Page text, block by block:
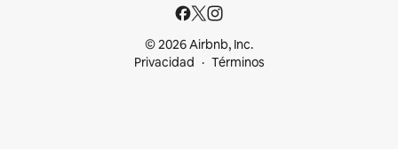
© 2026 Airbnb, Inc.
Privacidad
Términos